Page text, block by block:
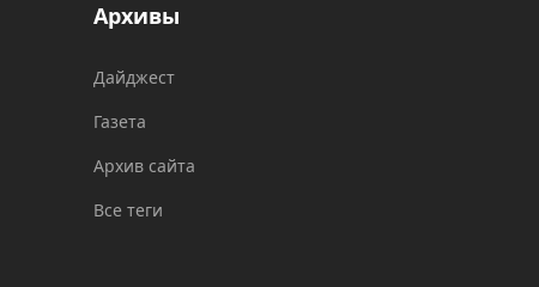
Архивы
Дайджест
Газета
Архив сайта
Все теги